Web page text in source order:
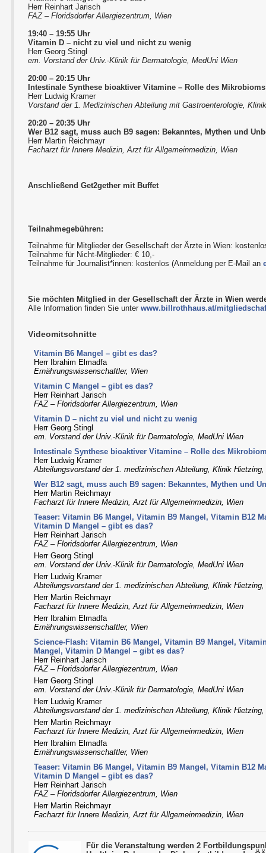
Herr Reinhart Jarisch
FAZ – Floridsdorfer Allergiezentrum, Wien
19:40 – 19:55 Uhr
Vitamin D – nicht zu viel und nicht zu wenig
Herr Georg Stingl
em. Vorstand der Univ.-Klinik für Dermatologie, MedUni Wien
20:00 – 20:15 Uhr
Intestinale Synthese bioaktiver Vitamine– Rolle des Mikrobioms
Herr Ludwig Kramer
Vorstand der 1. Medizinischen Abteilung mit Gastroenterologie,
20:20 – 20:35 Uhr
Wer B12 sagt, muss auch B9 sagen: Bekanntes, Mythen und
Herr Martin Reichmayr
Facharzt für Innere Medizin, Arzt für Allgemeinmedizin, Wien
Anschließend Get2gether mit Buffet
Teilnahmegebühren:
Teilnahme für Mitglieder der Gesellschaft der Ärzte in Wien:
Teilnahme für Nicht-Mitglieder: € 10,-
Teilnahme für Journalist*innen: kostenlos (Anmeldung per E-Mail an
Sie möchten Mitglied in der Gesellschaft der Ärzte in Wien
Alle Information finden Sie unterwww.billrothhaus.at/
Videomitschnitte
Vitamin B6 Mangel – gibt es das?
Herr Ibrahim Elmadfa
Ernährungswissenschaftler, Wien
Vitamin C Mangel – gibt es das?
Herr Reinhart Jarisch
FAZ – Floridsdorfer Allergiezentrum, Wien
Vitamin D – nicht zu viel und nicht zu wenig
Herr Georg Stingl
em. Vorstand der Univ.-Klinik für Dermatologie, MedUni Wien
Intestinale Synthese bioaktiver Vitamine – Rolle des
Herr Ludwig Kramer
Abteilungsvorstand der 1. medizinischen Abteilung, Klinik Hietzing,
Wer B12 sagt, muss auch B9 sagen: Bekanntes, Mythen und
Herr Martin Reichmayr
Facharzt für Innere Medizin, Arzt für Allgemeinmedizin, Wien
Teaser: Vitamin B6 Mangel, Vitamin B9 Mangel, Vitamin B12
Vitamin D Mangel – gibt es das?
Herr Reinhart Jarisch
FAZ – Floridsdorfer Allergiezentrum, Wien
Herr Georg Stingl
em. Vorstand der Univ.-Klinik für Dermatologie, MedUni Wien
Herr Ludwig Kramer
Abteilungsvorstand der 1. medizinischen Abteilung, Klinik Hietzing,
Herr Martin Reichmayr
Facharzt für Innere Medizin, Arzt für Allgemeinmedizin, Wien
Herr Ibrahim Elmadfa
Ernährungswissenschaftler, Wien
Science-Flash: Vitamin B6 Mangel, Vitamin B9 Mangel,
Mangel, Vitamin D Mangel – gibt es das?
Herr Reinhart Jarisch
FAZ – Floridsdorfer Allergiezentrum, Wien
Herr Georg Stingl
em. Vorstand der Univ.-Klinik für Dermatologie, MedUni Wien
Herr Ludwig Kramer
Abteilungsvorstand der 1. medizinischen Abteilung, Klinik Hietzing,
Herr Martin Reichmayr
Facharzt für Innere Medizin, Arzt für Allgemeinmedizin, Wien
Herr Ibrahim Elmadfa
Ernährungswissenschaftler, Wien
Teaser: Vitamin B6 Mangel, Vitamin B9 Mangel, Vitamin B12
Vitamin D Mangel – gibt es das?
Herr Reinhart Jarisch
FAZ – Floridsdorfer Allergiezentrum, Wien
Herr Martin Reichmayr
Facharzt für Innere Medizin, Arzt für Allgemeinmedizin, Wien
Für die Veranstaltung werden 2